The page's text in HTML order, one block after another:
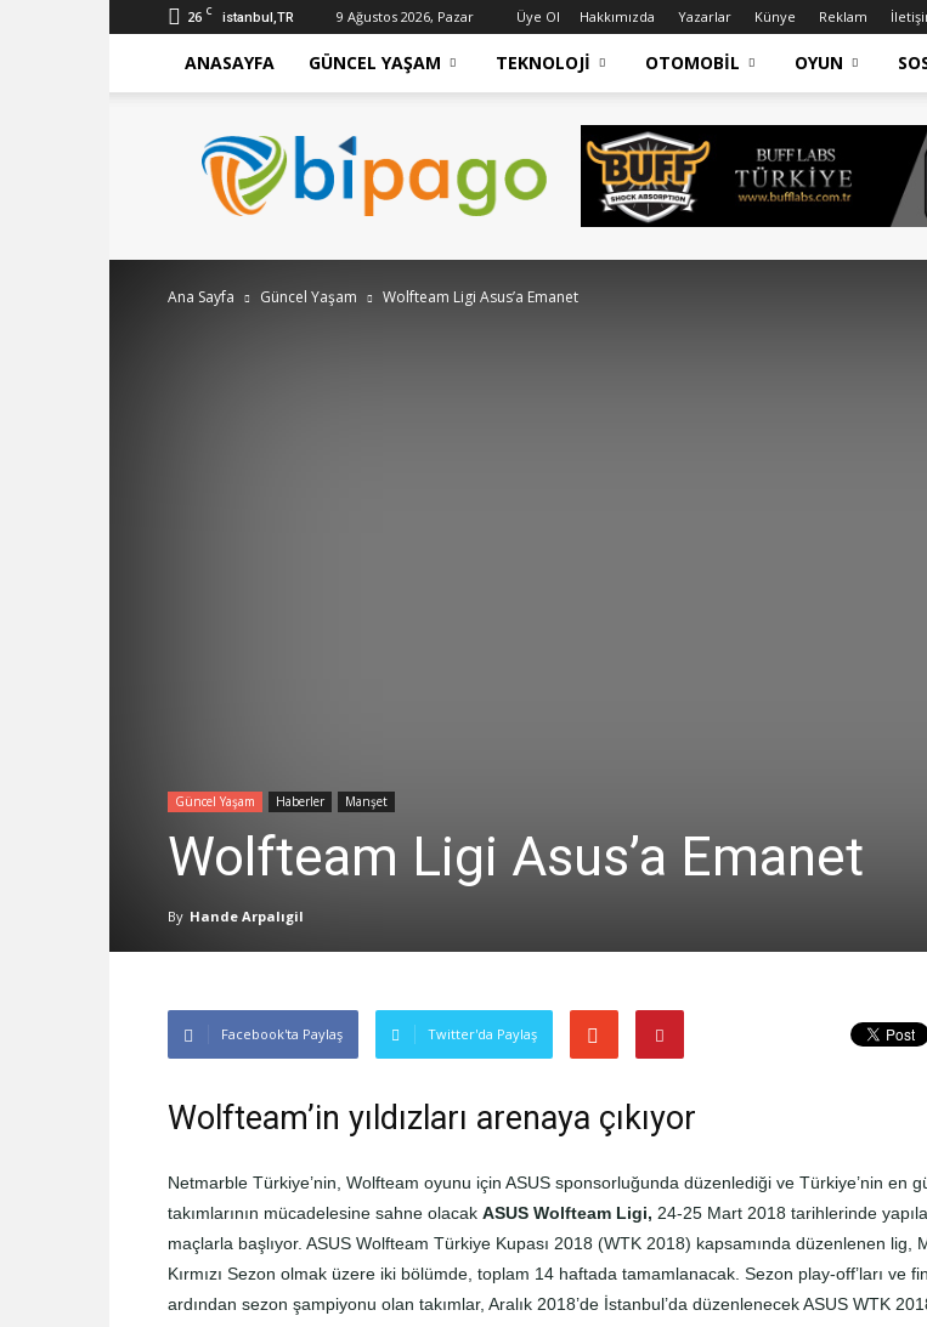
26 C istanbul,TR 9 Ağustos 2026, Pazar Üye Ol Hakkımızda Yazarlar Künye Reklam
ANASAYFA GÜNCEL YAŞAM TEKNOLOJI OTOMOBIL OYUN
bipago
Ana Sayfa Güncel Yaşam Wolfteam Ligi Asus’a Emanet
Güncel Yaşam Haberler Manşet
Wolfteam Ligi Asus’a Emanet
By Hande Arpalıgil
Facebook'ta Paylaş Twitter'da Paylaş
Wolfteam’in yıldızları arenaya çıkıyor
Netmarble Türkiye’nin, Wolfteam oyunu için ASUS sponsorluğunda düzenlediği ve Türkiye’nin en
takımlarının mücadelesine sahne olacak ASUS Wolfteam Ligi, 24-25 Mart 2018 tarihlerinde
maçlarla başlıyor. ASUS Wolfteam Türkiye Kupası 2018 (WTK 2018) kapsamında düzenlenen lig,
Kırmızı Sezon olmak üzere iki bölümde, toplam 14 haftada tamamlanacak. Sezon play-off’ları ve
ardından sezon şampiyonu olan takımlar, Aralık 2018’de İstanbul’da düzenlenecek ASUS WTK